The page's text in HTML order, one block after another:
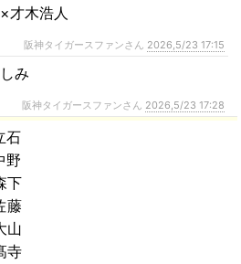
才木浩人
阪神タイガースファンさん 2026,5/23 17:15
み
阪神タイガースファンさん 2026,5/23 17:28
野
藤